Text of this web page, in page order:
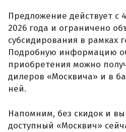
Предложение действует с
2026 года и ограничено
субсидирования в рамках
Подробную информацию
приобретения можно
дилеров «Москвича» и в
ней.
Напомним, без скидок и
доступный «Москвич»